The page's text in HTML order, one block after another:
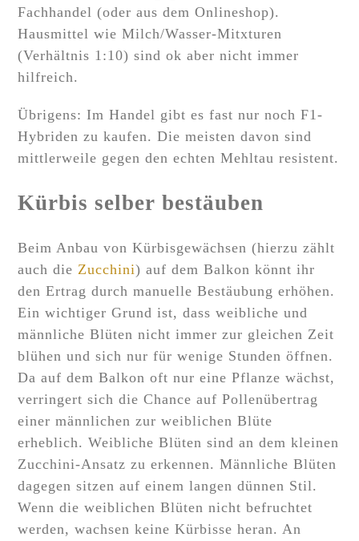
Fachhandel (oder aus dem Onlineshop).
Hausmittel wie Milch/Wasser-Mitxturen
(Verhältnis 1:10) sind ok aber nicht immer
hilfreich.
Übrigens: Im Handel gibt es fast nur noch F1-
Hybriden zu kaufen. Die meisten davon sind
mittlerweile gegen den echten Mehltau resistent.
Kürbis selber bestäuben
Beim Anbau von Kürbisgewächsen (hierzu zählt
auch die Zucchini) auf dem Balkon könnt ihr
den Ertrag durch manuelle Bestäubung erhöhen.
Ein wichtiger Grund ist, dass weibliche und
männliche Blüten nicht immer zur gleichen Zeit
blühen und sich nur für wenige Stunden öffnen.
Da auf dem Balkon oft nur eine Pflanze wächst,
verringert sich die Chance auf Pollenübertrag
einer männlichen zur weiblichen Blüte
erheblich. Weibliche Blüten sind an dem kleinen
Zucchini-Ansatz zu erkennen. Männliche Blüten
dagegen sitzen auf einem langen dünnen Stil.
Wenn die weiblichen Blüten nicht befruchtet
werden, wachsen keine Kürbisse heran. An